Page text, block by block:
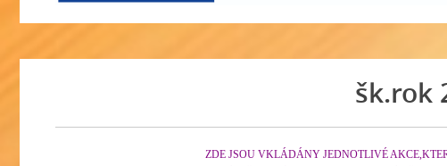
šk.rok
ZDE JSOU VKLÁDÁNY JEDNOTLIVÉ